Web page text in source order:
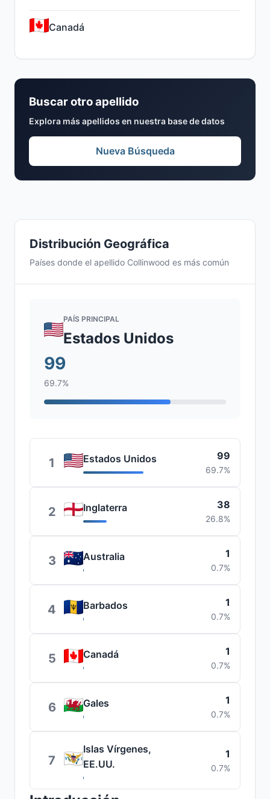
Distribución Geográfica
Países donde el apellido Collinwood es más común
PAÍS PRINCIPAL
Estados Unidos
99
69.7%
1 Estados Unidos 99
69.7%
2 Inglaterra 38
26.8%
3 Australia 1
0.7%
4 Barbados 1
0.7%
5 Canadá 1
0.7%
6 Gales 1
0.7%
7
Islas Vírgenes,
EE.UU.
1
0.7%
Canadá
Buscar otro apellido
Explora más apellidos en nuestra base de datos
Nueva Búsqueda